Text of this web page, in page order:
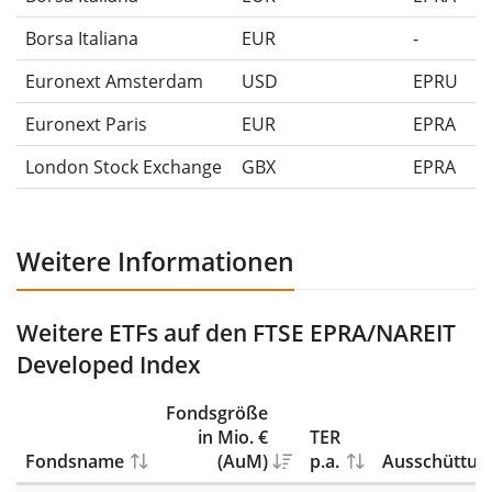
Borsa Italiana
EUR
-
Euronext Amsterdam
USD
EPRU
Euronext Paris
EUR
EPRA
London Stock Exchange
GBX EPRA
Weitere Informationen
Weitere ETFs auf den FTSE EPRA/NAREIT
Developed Index
Fondsname
Fondsgröße
in Mio. €
(AuM)
TER
p.a.